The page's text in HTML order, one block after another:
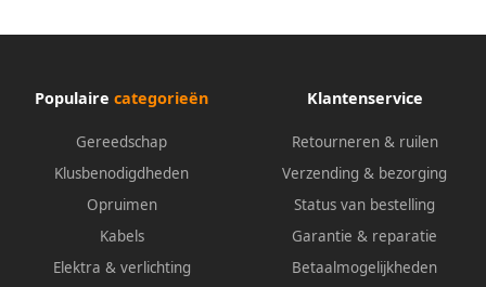
Populaire categorieën
Gereedschap
Klusbenodigdheden
Opruimen
Kabels
Elektra & verlichting
Klantenservice
Retourneren & ruilen
Verzending & bezorging
Status van bestelling
Garantie & reparatie
Betaalmogelijkheden